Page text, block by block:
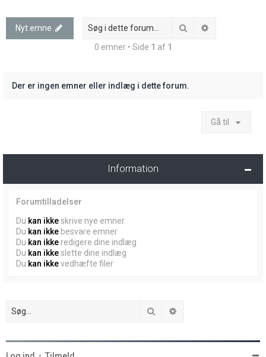
Nyt emne Søg
0 emner • Side 1 af 1
Der er ingen emner eller indlæg i dette forum.
Gå til
Information
Forumtilladelser
Du kan ikkeskrive nye emner
Du kan ikke besvare emner
Du kan ikke redigere dine indlæg
Du kan ikkeslette dine indlæg
Du kan ikkevedhæfte filer
Søg